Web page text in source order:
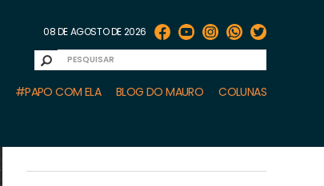
08 DE AGOSTO DE 2026
#PAPO COM ELA BLOG DO MAURO COLUNAS